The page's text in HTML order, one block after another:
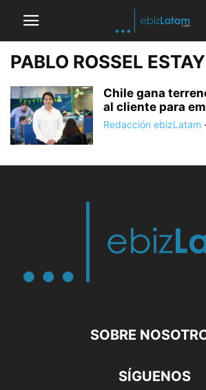
PABLO ROSSEL ESTAY
Chile gana
al cliente para
Redacción ebizLatam
SOBRE
SÍGUENOS